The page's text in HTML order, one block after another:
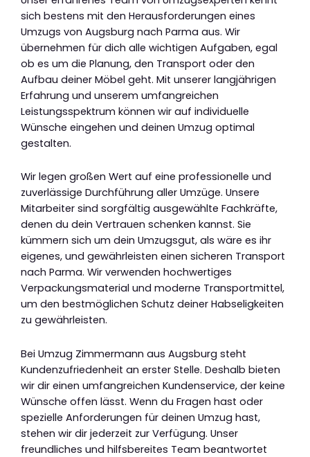
sich bestens mit den Herausforderungen eines
Umzugs von Augsburg nach Parma aus. Wir
übernehmen für dich alle wichtigen Aufgaben, egal
ob es um die Planung, den Transport oder den
Aufbau deiner Möbel geht. Mit unserer langjährigen
Erfahrung und unserem umfangreichen
Leistungsspektrum können wir auf individuelle
Wünsche eingehen und deinen Umzug optimal
gestalten.
Wir legen großen Wert auf eine professionelle und
zuverlässige Durchführung aller Umzüge. Unsere
Mitarbeiter sind sorgfältig ausgewählte Fachkräfte,
denen du dein Vertrauen schenken kannst. Sie
kümmern sich um dein Umzugsgut, als wäre es ihr
eigenes, und gewährleisten einen sicheren Transport
nach Parma. Wir verwenden hochwertiges
Verpackungsmaterial und moderne Transportmittel,
um den bestmöglichen Schutz deiner Habseligkeiten
zu gewährleisten.
Bei Umzug Zimmermann aus Augsburg steht
Kundenzufriedenheit an erster Stelle. Deshalb bieten
wir dir einen umfangreichen Kundenservice, der keine
Wünsche offen lässt. Wenn du Fragen hast oder
spezielle Anforderungen für deinen Umzug hast,
stehen wir dir jederzeit zur Verfügung. Unser
freundliches und hilfsbereites Team beantwortet